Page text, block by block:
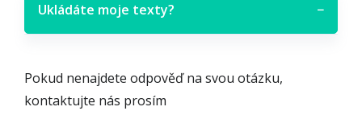
Ukládáte moje texty? −
Pokud nenajdete odpověď na svou otázku,
kontaktujte nás prosím